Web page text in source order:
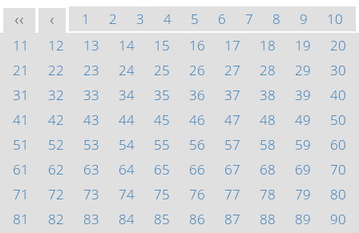
<< < 1 2 3 4 5 6 7 8 9
10
11
12 13 14 15 16 17 18 19
20
21
22 23 24 25 26 27 28 29
30
31
32 33 34 35 36 37 38 39
40
41
42 43 44 45 46 47 48 49
50
51
52 53 54 55 56 57 58 59
60
61
62 63 64 65 66 67 68 69
70
71
72 73 74 75 76 77 78 79
80
81
82 83 84 85 86 87 88 89
90